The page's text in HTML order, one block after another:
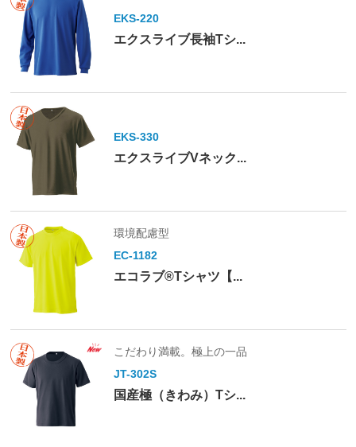
EKS-220
エクスライブ長袖Tシ...
EKS-330
エクスライブVネック...
環境配慮型
EC-1182
エコラブ®Tシャツ【...
こだわり満載。極上の一品
JT-302S
国産極（きわみ）Tシ...